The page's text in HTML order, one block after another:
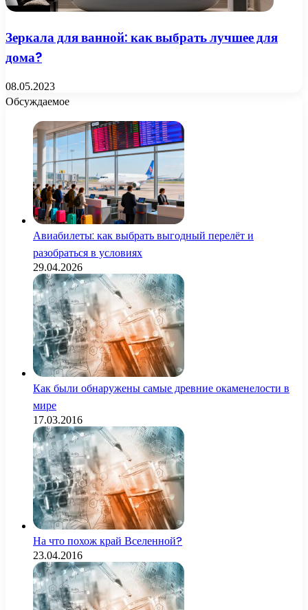
Зеркала для ванной: как выбрать лучшее для
дома?
08.05.2023
Обсуждаемое
Авиабилеты: как выбрать выгодный перелёт и
разобраться в условиях
29.04.2026
Как были обнаружены самые древние окаменелости в
мире
17.03.2016
На что похож край Вселенной?
23.04.2016